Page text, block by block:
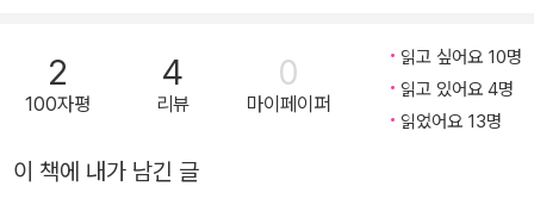
2020년 이후 전세계에 만연한 현실과 놀랍도록 닮아 있다. 편혜
영 특유의 그로테스크한 상상력에 밀도 높은 문장으로 극단적인
황을 한층 더 실감나게 느낄 수 있는 것도 이 때문이다. 『재와 빨
2
100자평
4
리뷰
0
마이페이퍼
읽고 싶어요 10명
읽고 있어요 4명
읽었어요 13명
이 책에 내가 남긴 글